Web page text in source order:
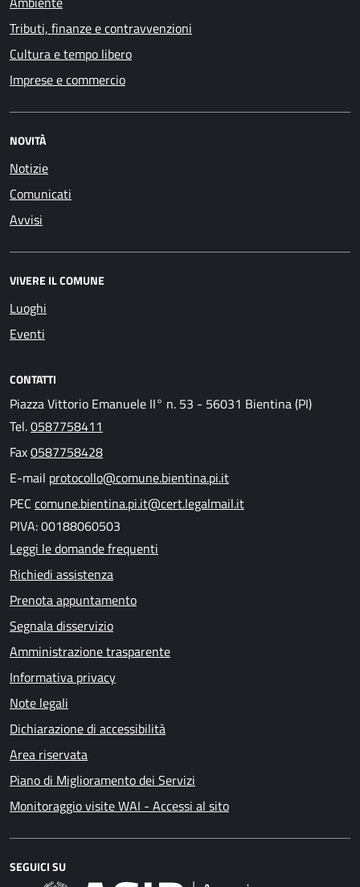
Tributi, finanze e contravvenzioni
Cultura e tempo libero
Imprese e commercio
NOVITÀ
Notizie
Comunicati
Avvisi
VIVERE IL COMUNE
Luoghi
Eventi
CONTATTI
Piazza Vittorio Emanuele II° n. 53 - 56031 Bientina (PI)
Tel.0587758411
Fax0587758428
E-mail protocollo@comune.bientina.pi.it
PEC comune.bientina.pi.it@cert.legalmail.it
PIVA: 00188060503
Leggi le domande frequenti
Richiedi assistenza
Prenota appuntamento
Segnala disservizio
Amministrazione trasparente
Informativa privacy
Note legali
Dichiarazione di accessibilità
Area riservata
Piano di Miglioramento dei Servizi
Monitoraggio visite WAI - Accessi al sito
SEGUICI SU